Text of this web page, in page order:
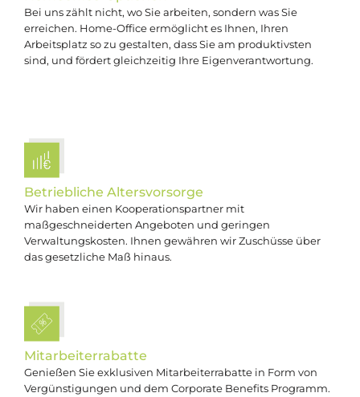
Bei uns zählt nicht, wo Sie arbeiten, sondern was Sie
erreichen. Home-Office ermöglicht es Ihnen, Ihren
Arbeitsplatz so zu gestalten, dass Sie am produktivsten
sind, und fördert gleichzeitig Ihre Eigenverantwortung.
Betriebliche Altersvorsorge
Wir haben einen Kooperationspartner mit
maßgeschneiderten Angeboten und geringen
Verwaltungskosten. Ihnen gewähren wir Zuschüsse über
das gesetzliche Maß hinaus.
Mitarbeiter­rabatte
Genießen Sie exklusiven Mitarbeiterrabatte in Form von
Vergünstigungen und dem Corporate Benefits Programm.